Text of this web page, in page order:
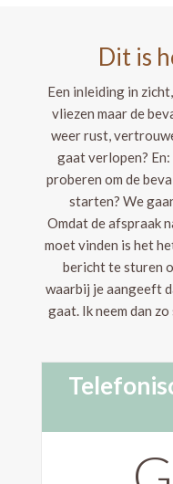
Dit is
Een inleiding in
vliezen maar de
weer rust,
gaat verlopen?
proberen om de
starten? We
Omdat de afspraak
moet vinden is het
bericht te sturen
waarbij je aangeeft
gaat. Ik neem dan